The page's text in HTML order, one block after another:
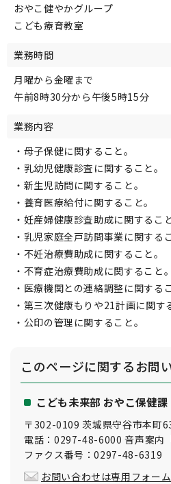
おやこ健やかグループ
こども療育教室
業務時間
月曜から金曜まで
午前8時30分から午後5時15分
業務内容
・母子保健に関すること。
・乳幼児健康診査に関すること。
・新生児訪問に関すること。
・養育医療給付に関すること。
・妊産婦健康診査助成に関すること
・乳児家庭全戸訪問事業に関する
・不妊治療費助成に関すること。
・不育症治療費助成に関すること。
・医療機関との連絡調整に関する
・第三次健康もりや21計画に関す
・公印の管理に関すること。
このページに関するお問
こども未来部 おやこ保健課
〒302-0109 茨城県守谷市本町
電話：0297-48-6000 音声案内「
ファクス番号：0297-48-6319
お問い合わせは専用フォー